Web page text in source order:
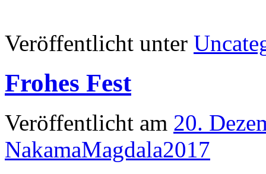
Veröffentlicht unter
Frohes Fest
Veröffentlicht am 20.
NakamaMagdala2017